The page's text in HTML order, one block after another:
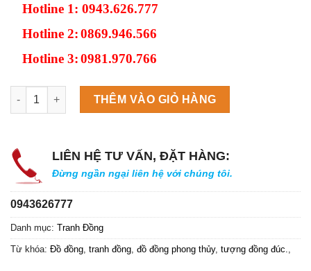
Hotline 1: 0943.626.777
Hotline 2:0869.946.566
Hotline 3:0981.970.766
Máy làm đá viên Scotsman NW458AS số lượng
THÊM VÀO GIỎ HÀNG
LIÊN HỆ TƯ VẤN, ĐẶT HÀNG:
Đừng ngần ngại liên hệ với chúng tôi.
0943626777
Danh mục: Tranh Đồng
Từ khóa: Đồ đồng tranh đồng đồ đồng phong thủy, tượng đồng đúc.